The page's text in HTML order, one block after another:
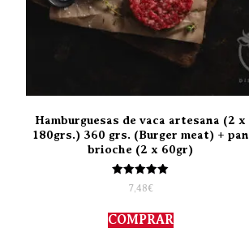
Hamburguesas de vaca artesana (2 x
180grs.) 360 grs. (Burger meat) + pan
brioche (2 x 60gr)
Valorado
con
de 5
7,48€
COMPRAR